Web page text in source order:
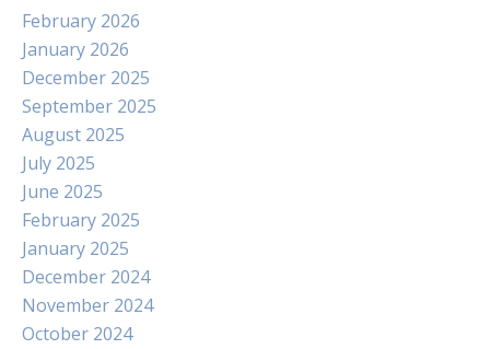
February 2026
January 2026
December 2025
September 2025
August 2025
July 2025
June 2025
February 2025
January 2025
December 2024
November 2024
October 2024